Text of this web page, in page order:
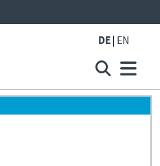
DE EN